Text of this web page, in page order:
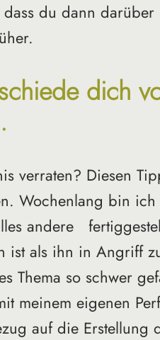
du dann
dich
verraten? Diesen
Wochenlang bin
andere
ist als ihn in Angriff
Thema so schwer
meinem eigenen
auf die Erstellung